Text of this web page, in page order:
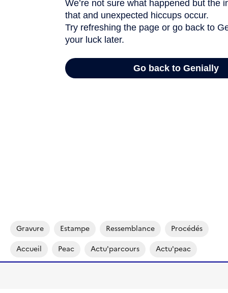
Gravure Estampe Ressemblance
Procédés
Accueil
Peac Actu'parcours Actu'peac